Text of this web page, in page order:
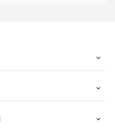
łóżek pojedynczych,
POLARIS 90 lub SYRIUSZ